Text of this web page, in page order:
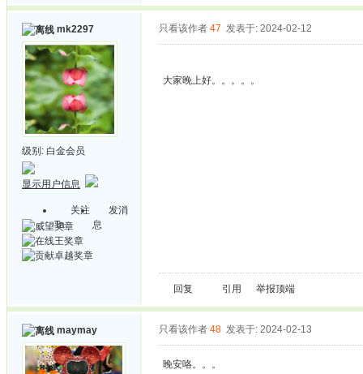
mk2297
级别: 白金会员
显示用户信息
关注
Ta
发消
息
只看该作者 47 发表于: 2024-02-12
大家晚上好。。。。。
回复 引用 举报顶端
maymay 只看该作者 48 发表于: 2024-02-13
晚安咯。。。